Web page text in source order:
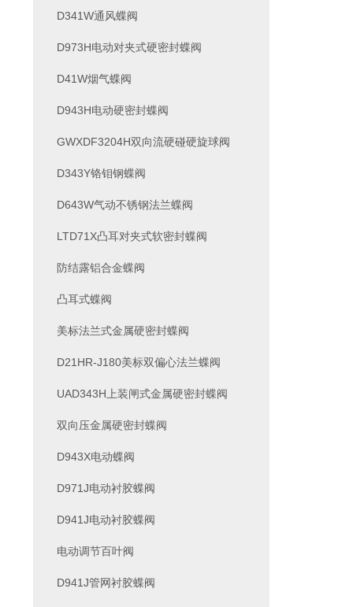
D341W通风蝶阀
D973H电动对夹式硬密封蝶阀
D41W烟气蝶阀
D943H电动硬密封蝶阀
GWXDF3204H双向流硬碰硬旋球阀
D343Y铬钼钢蝶阀
D643W气动不锈钢法兰蝶阀
LTD71X凸耳对夹式软密封蝶阀
防结露铝合金蝶阀
凸耳式蝶阀
美标法兰式金属硬密封蝶阀
D21HR-J180美标双偏心法兰蝶阀
UAD343H上装闸式金属硬密封蝶阀
双向压金属硬密封蝶阀
D943X电动蝶阀
D971J电动衬胶蝶阀
D941J电动衬胶蝶阀
电动调节百叶阀
D941J管网衬胶蝶阀